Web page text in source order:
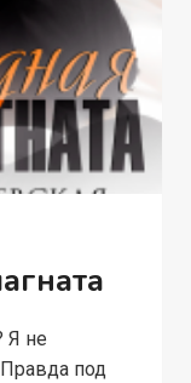
Я не
под